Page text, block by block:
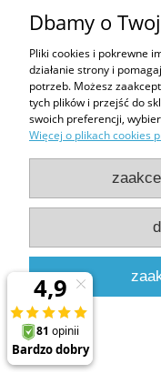
Roleta Fakro ARF
Roleta Fakro ARF
Dbamy o
Pliki cookies i pokrewne
działanie strony i
potrzeb. Możesz
tych plików i przejść do
swoich preferencji,
Więcej o plikach cookies